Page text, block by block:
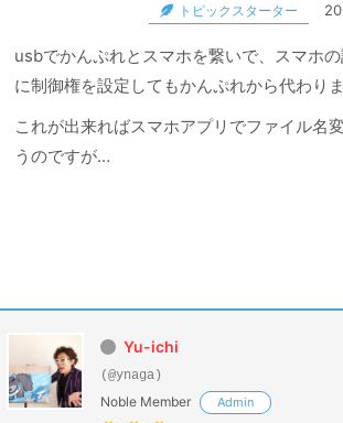
トピックスターター
usbでかんぷれとスマホを繋いで、スマホ
に制御権を設定してもかんぷれから代わり
これが出来ればスマホアプリでファイル名
うのですが…
Yu-ichi
(@ynaga)
Noble Member Admin